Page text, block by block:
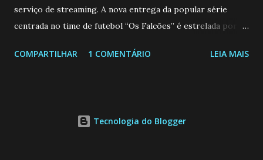
serviço de streaming. A nova entrega da popular série
centrada no time de futebol “Os Falcões” é estrelada por
Brum (Dedé), que voltam a interpretar seus personagens
atleta Sergio “Kun” Agüero, além de outras figuras de
COMPARTILHAR 1 COMENTÁRIO LEIA MAIS
Tecnologia do Blogger